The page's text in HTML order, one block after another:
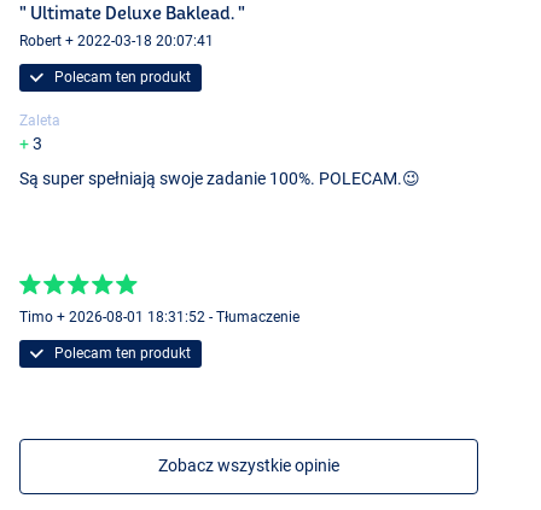
" Ultimate Deluxe Baklead. "
Robert + 2022-03-18 20:07:41
Polecam ten produkt
Zaleta
3
Są super spełniają swoje zadanie 100%. POLECAM.😉
Timo + 2026-08-01 18:31:52 - Tłumaczenie
Polecam ten produkt
Zobacz wszystkie opinie